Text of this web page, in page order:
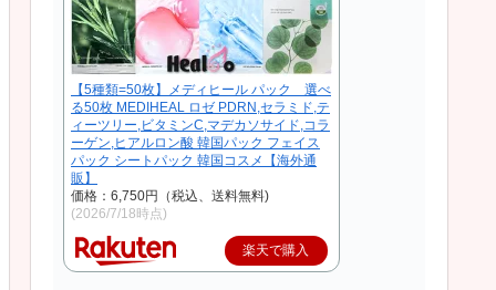
【5種類=50枚】メディヒール パック 選べ
る50枚 MEDIHEAL ロゼ PDRN,セラミド,テ
ィーツリー,ビタミンC,マデカソサイド,コラ
ーゲン,ヒアルロン酸 韓国パック フェイス
パック シートパック 韓国コスメ【海外通
販】
価格：6,750円（税込、送料無料)
(2026/7/18時点)
楽天で購入